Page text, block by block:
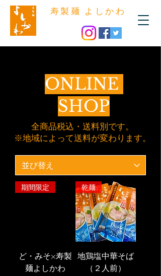
​寿製麺 よしかわ
ONLINE
SHOP
全商品税込・送料別です。
​※地域によって送料が変わります。​
期間限定
ど・みそ×寿製
麺よしかわ
乾麺
地鶏塩中華そば
（２人前）